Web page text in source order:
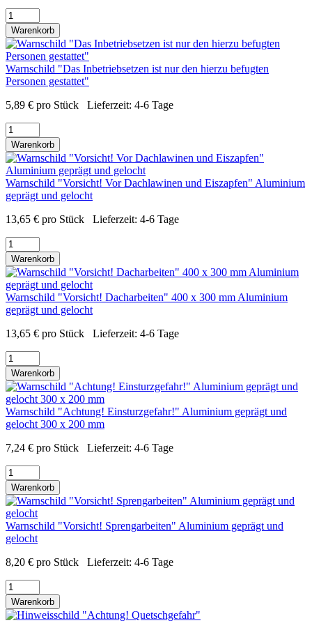
Warenkorb
Warnschild "Das Inbetriebsetzen ist nur den hierzu befugten
Personen gestattet"
5,89 € pro Stück Lieferzeit: 4-6 Tage
Warenkorb
Warnschild "Vorsicht! Vor Dachlawinen und Eiszapfen" Aluminium
geprägt und gelocht
13,65 € pro Stück Lieferzeit: 4-6 Tage
Warenkorb
Warnschild "Vorsicht! Dacharbeiten" 400 x 300 mm Aluminium
geprägt und gelocht
13,65 € pro Stück Lieferzeit: 4-6 Tage
Warenkorb
Warnschild "Achtung! Einsturzgefahr!" Aluminium geprägt und
gelocht 300 x 200 mm
7,24 € pro Stück Lieferzeit: 4-6 Tage
Warenkorb
Warnschild "Vorsicht! Sprengarbeiten" Aluminium geprägt und
gelocht
8,20 € pro Stück Lieferzeit: 4-6 Tage
Warenkorb